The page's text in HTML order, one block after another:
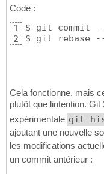
Code :
1
2
$ git commit --
$ git rebase --
Cela fonctionne, mais
plutôt que lintention.
expérimentale git
ajoutant une nouvelle
les modifications
un commit antérieur :